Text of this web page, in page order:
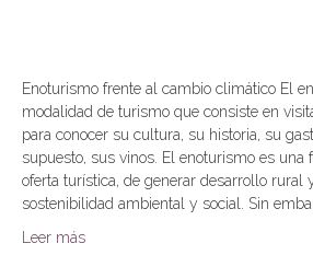
Enoturismo frente al cambio climático El
modalidad de turismo que consiste en
para conocer su cultura, su historia, su
supuesto, sus vinos. El enoturismo es una
oferta turística, de generar desarrollo rural
sostenibilidad ambiental y social. Sin
Leer más